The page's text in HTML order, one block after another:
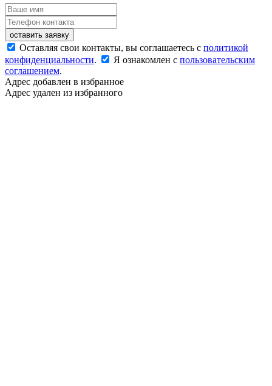
оставить заявку
Оставляя свои контакты, вы соглашаетесь с политикой
конфиденциальности. Я ознакомлен с пользовательским
соглашением.
Адрес добавлен в избранное
Адрес удален из избранного